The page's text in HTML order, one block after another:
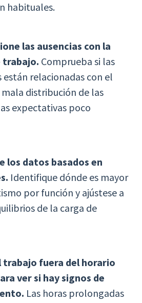
habituales.
las ausencias con la
trabajo. Comprueba si las
están relacionadas con el
distribución de las
expectativas poco
los datos basados en
Identifique dónde es mayor
por función y ajústese a
de la carga de
trabajo fuera del horario
ver si hay signos de
Las horas prolongadas